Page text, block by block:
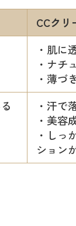
CCクリ
・肌に
・ナチ
・薄づ
・汗で
・美容
・しっ
ション